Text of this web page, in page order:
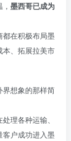
墨西哥已成为
都在积极布局墨
本、拓展拉美市
界想象的那样简
理各种运输、
客户成功进入墨